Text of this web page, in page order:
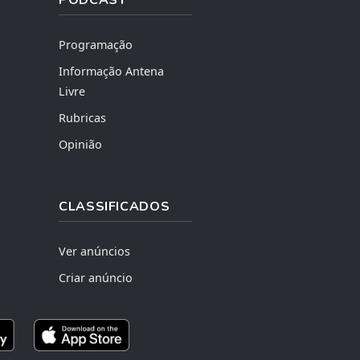
Programação
Informação Antena
Livre
Rubricas
Opinião
CLASSIFICADOS
Ver anúncios
Criar anúncio